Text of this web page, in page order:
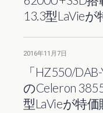
13.3型LaVie
2016年11月7日
「HZ550/
のCeleron
型LaVieが特価